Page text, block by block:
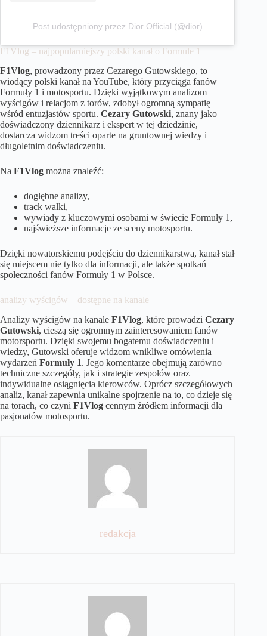
Post udostępniony przez Dior Official (@dior)
F1Vlog – najpopularniejszy polski kanał o Formule 1
F1Vlog, prowadzony przez Cezarego Gutowskiego, to
wiodący polski kanał na YouTube, który przyciąga fanów
Formuły 1 i motosportu. Dzięki wyjątkowym analizom
wyścigów i relacjom z torów, zdobył ogromną sympatię
wśród entuzjastów sportu. Cezary Gutowski, znany jako
doświadczony dziennikarz i ekspert w tej dziedzinie,
dostarcza widzom treści oparte na gruntownej wiedzy i
długoletnim doświadczeniu.
Na F1Vlog można znaleźć:
dogłębne analizy,
track walki,
wywiady z kluczowymi osobami w świecie Formuły 1,
najświeższe informacje ze sceny motosportu.
Dzięki nowatorskiemu podejściu do dziennikarstwa, kanał stał
się miejscem nie tylko dla informacji, ale także spotkań
społeczności fanów Formuły 1 w Polsce.
analizy wyścigów – dostępne na kanale
Analizy wyścigów na kanale F1Vlog, które prowadzi Cezary
Gutowski, cieszą się ogromnym zainteresowaniem fanów
motorsportu. Dzięki swojemu bogatemu doświadczeniu i
wiedzy, Gutowski oferuje widzom wnikliwe omówienia
wydarzeń Formuły 1. Jego komentarze obejmują zarówno
techniczne szczegóły, jak i strategie zespołów oraz
indywidualne osiągnięcia kierowców. Oprócz szczegółowych
analiz, kanał zapewnia unikalne spojrzenie na to, co dzieje się
na torach, co czyni F1Vlog cennym źródłem informacji dla
pasjonatów motosportu.
redakcja